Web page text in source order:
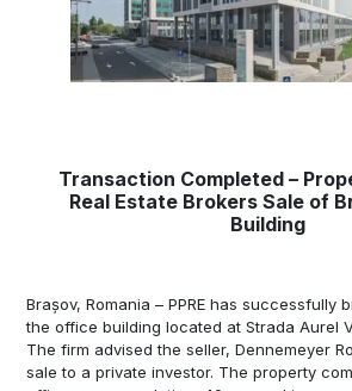
Transaction Completed –
Real Estate Brokers Sale of
Building
Brașov, Romania – PPRE has successfully
the office building located at Strada Aurel
The firm advised the seller, Dennemeyer
sale to a private investor. The property